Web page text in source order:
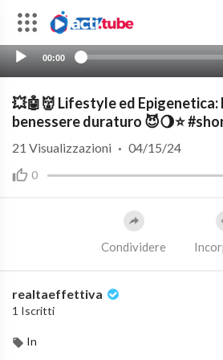
00:00
💥🤖👹 Lifestyle ed Epigenetica:
benessere duraturo 😈🌖⭐️
0
21 Visualizzazioni · 04/15/24
Condividere
realtaeffettiva
1 Iscritti
In